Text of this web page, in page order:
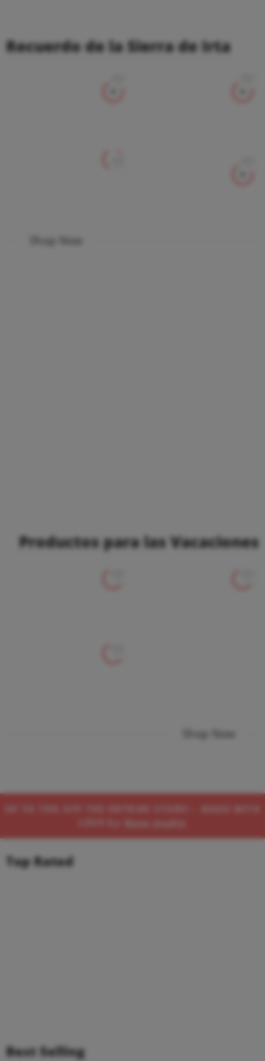
Recuerdo de la Sierra de Irta
Shop Now
Productos para las Vacaciones
Shop Now
Top Rated
Best Selling